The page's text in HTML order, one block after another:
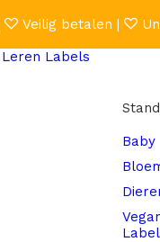
Veilig betalen |
Leren Labels
Baby